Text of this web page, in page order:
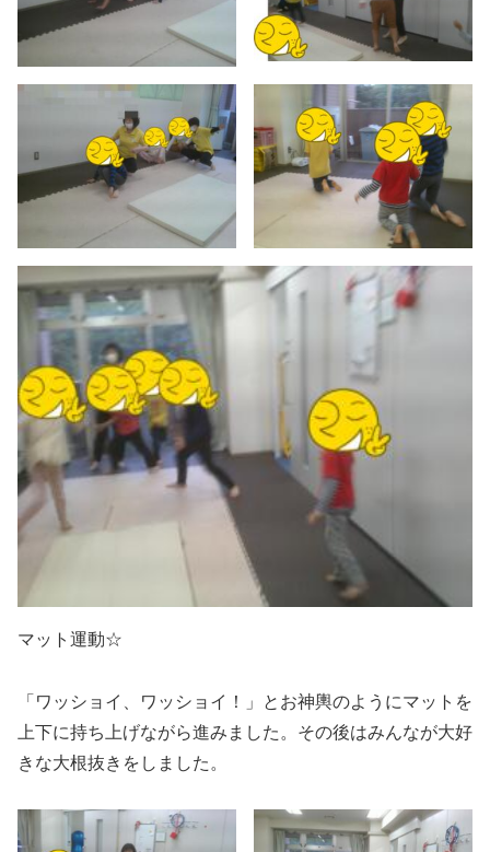
マット運動☆
「ワッショイ、ワッショイ！」とお神輿のようにマットを
上下に持ち上げながら進みました。その後はみんなが大好
きな大根抜きをしました。